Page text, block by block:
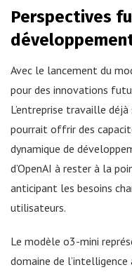
Perspectives
Avec le lancement du
pour des innovations
L’entreprise travaille
pourrait offrir des
dynamique de
d’OpenAI à rester à la
anticipant les besoins
utilisateurs.
Le modèle o3-mini
domaine de